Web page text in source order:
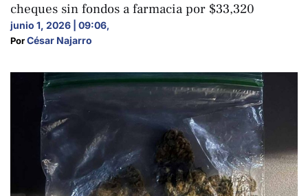
cheques sin fondos a farmacia por $33,320
junio 1, 2026 | 09:06,
Por César Najarro